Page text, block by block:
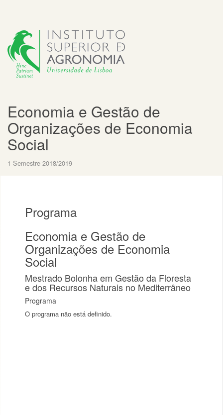
Economia e Gestão de
Organizações de Economia
Social
1 Semestre 2018/2019
Programa
Economia e Gestão de
Organizações de Economia
Social
Mestrado Bolonha em Gestão da Floresta
e dos Recursos Naturais no Mediterrâneo
Programa
O programa não está definido.